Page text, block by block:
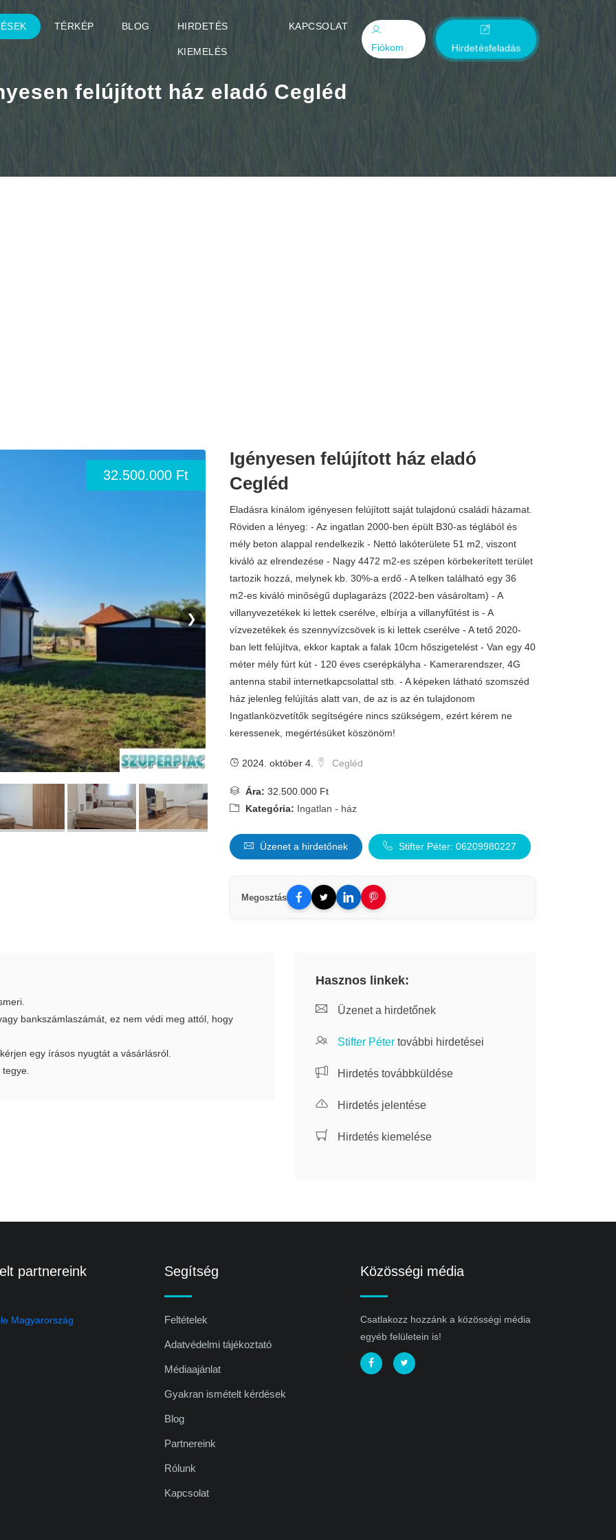
TÉRKÉP BLOG HIRDETÉS
KIEMELÉS
KAPCSOLAT
Fiókom
Hirdetésfeladás
felújított ház eladó Cegléd
32.500.000 Ft
❯
Igényesen felújított ház eladó
Cegléd
Eladásra kínálom igényesen felújított saját tulajdonú családi házamat.
Röviden a lényeg: - Az ingatlan 2000-ben épült B30-as téglából és
mély beton alappal rendelkezik - Nettó lakóterülete 51 m2, viszont
kiváló az elrendezése - Nagy 4472 m2-es szépen körbekerített terület
tartozik hozzá, melynek kb. 30%-a erdő - A telken található egy 36
m2-es kiváló minőségű duplagarázs (2022-ben vásároltam) - A
villanyvezetékek ki lettek cserélve, elbírja a villanyfűtést is - A
vízvezetékek és szennyvízcsövek is ki lettek cserélve - A tető 2020-
ban lett felújítva, ekkor kaptak a falak 10cm hőszigetelést - Van egy 40
méter mély fúrt kút - 120 éves cserépkályha - Kamerarendszer, 4G
antenna stabil internetkapcsolattal stb. - A képeken látható szomszéd
ház jelenleg felújítás alatt van, de az is az én tulajdonom
Ingatlanközvetítők segítségére nincs szükségem, ezért kérem ne
keressenek, megértésüket köszönöm!
2024. október 4. Cegléd
Ára: 32.500.000 Ft
Kategória: Ingatlan - ház
Üzenet a hirdetőnek Stifter Péter: 06209980227
Megosztás
bankszámlaszámát, ez nem védi meg attól, hogy
egy írásos nyugtát a vásárlásról.
Hasznos linkek:
Üzenet a hirdetőnek
Stifter Péter további hirdetései
Hirdetés továbbküldése
Hirdetés jelentése
Hirdetés kiemelése
partnereink Segítség
Feltételek
Adatvédelmi tájékoztató
Médiaajánlat
Gyakran ismételt kérdések
Blog
Partnereink
Rólunk
Kapcsolat
Közösségi média
Csatlakozz hozzánk a közösségi média
egyéb felületein is!